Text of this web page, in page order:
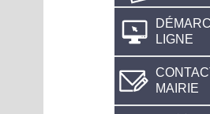
LIGNE
MAIRIE